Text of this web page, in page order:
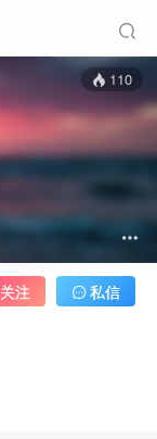
110
关注 私信